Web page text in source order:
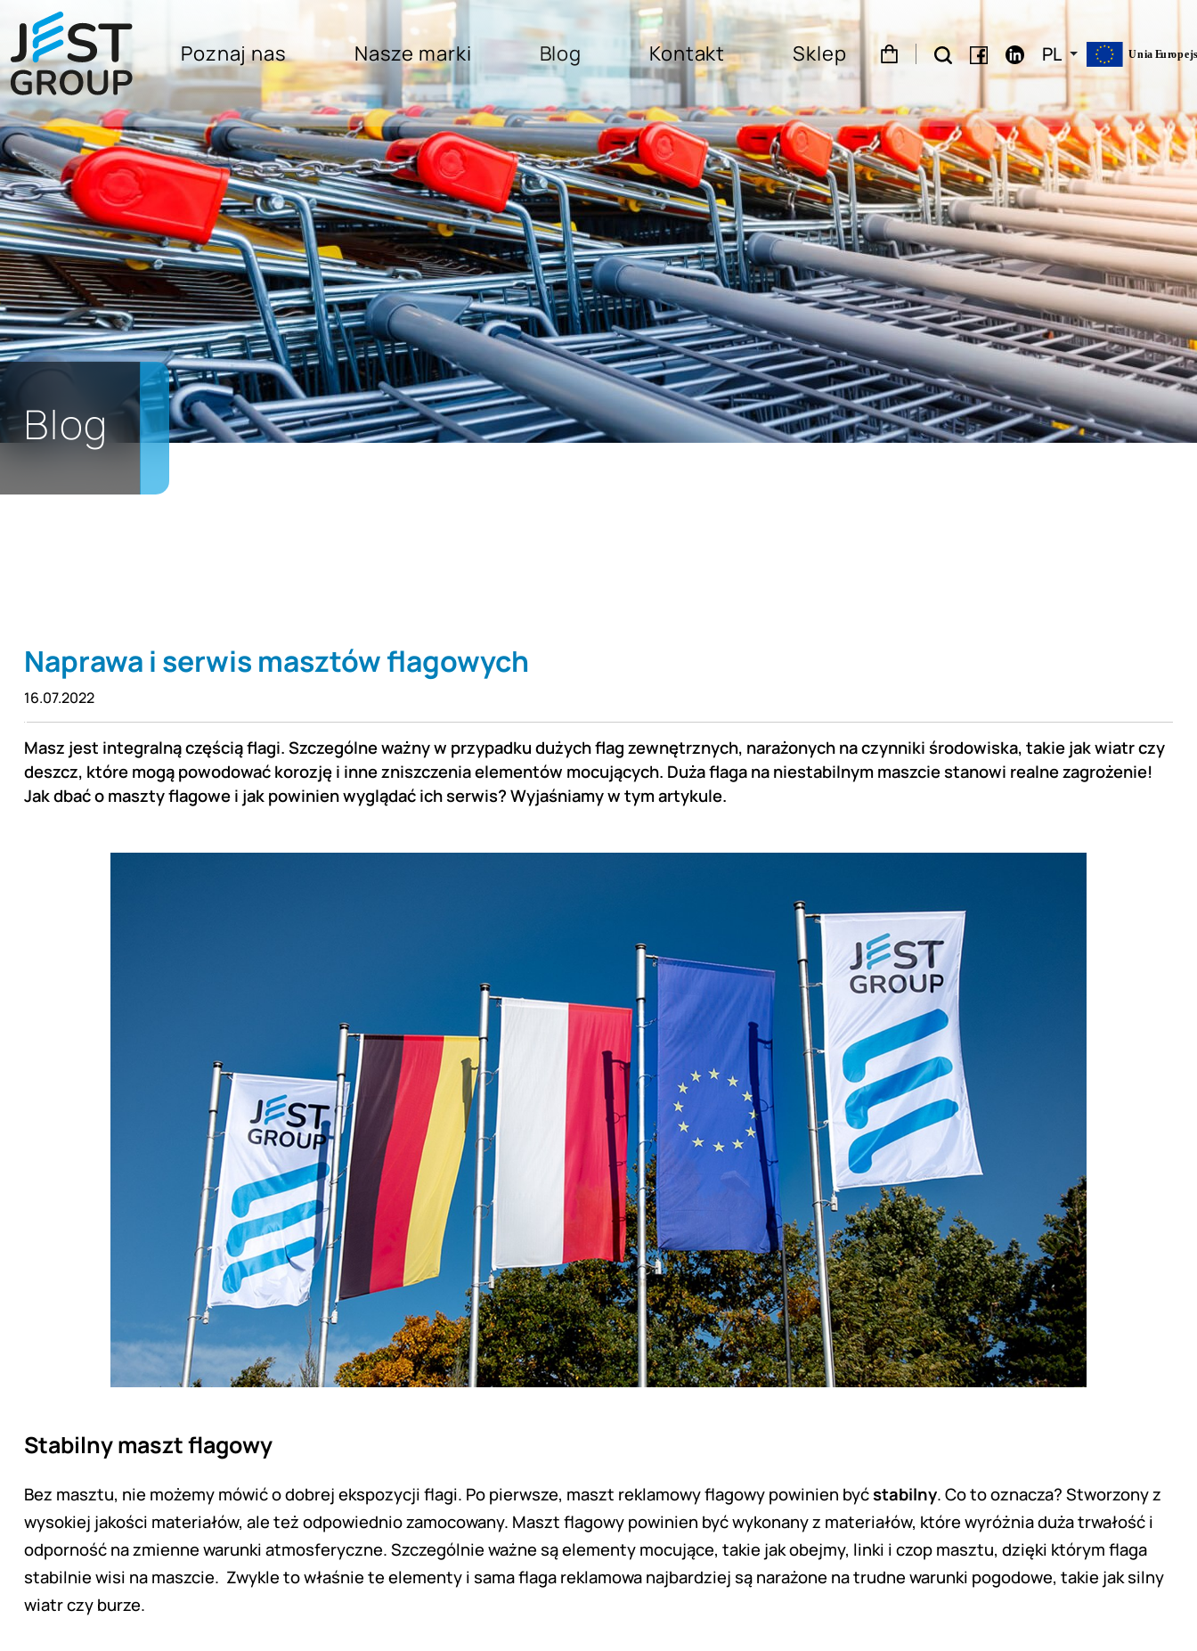
Poznaj nas Nasze marki Blog Kontakt Sklep PL
Blog
Naprawa i serwis masztów flagowych
16.07.2022
Masz jest integralną częścią flagi. Szczególne ważny w przypadku dużych flag zewnętrznych, narażonych na czynniki środowiska, takie jak wiatr czy
deszcz, które mogą powodować korozję i inne zniszczenia elementów mocujących. Duża flaga na niestabilnym maszcie stanowi realne zagrożenie!
Jak dbać o maszty flagowe i jak powinien wyglądać ich serwis? Wyjaśniamy w tym artykule.
Stabilny maszt flagowy
Bez masztu, nie możemy mówić o dobrej ekspozycji flagi. Po pierwsze, maszt reklamowy flagowypowinien byćstabilny. Co to oznacza? Stworzony z
wysokiej jakości materiałów, ale też odpowiednio zamocowany. ​​Maszt flagowy powinien być wykonany z materiałów, które wyróżnia duża trwałość i
odporność na zmienne warunki atmosferyczne. Szczególnie ważne są elementy mocujące, takie jak obejmy, linki i czop masztu, dzięki którym flaga
stabilnie wisi na maszcie. Zwykle to właśnie te elementy i samaflaga reklamowanajbardziej są narażone na trudne warunki pogodowe, takie jak silny
wiatr czy burze.